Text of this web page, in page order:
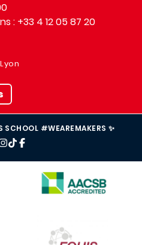
: +33 4 12 05 87 20
SCHOOL #WEAREMAKERS ✨